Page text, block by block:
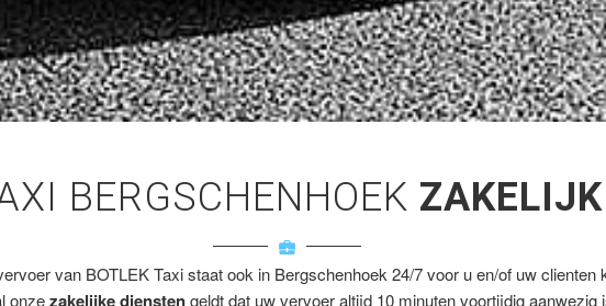
BERGSCHENHOEK ZAKELIJK
van BOTLEK Taxi staat ook in Bergschenhoek 24/7 voor u en/of uw clienten
onzezakelijke dienstengeldt dat uw vervoer altijd 10 minuten voortijdig aanwezig